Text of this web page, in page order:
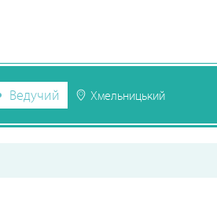
Ведучий Хмельницький